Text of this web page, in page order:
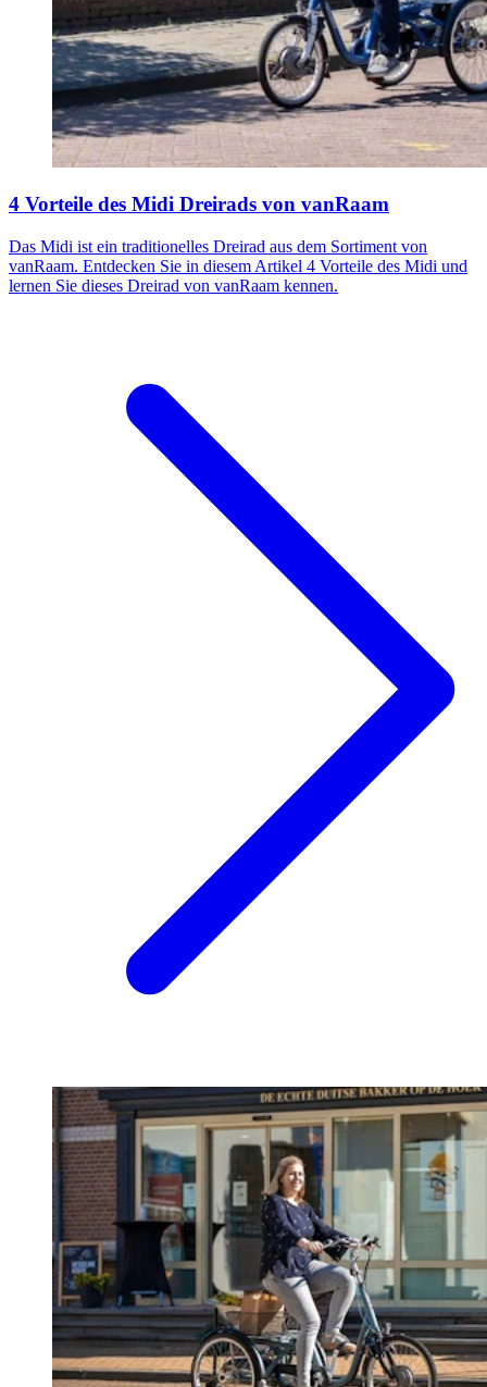
4 Vorteile des Midi Dreirads von vanRaam
Das Midi ist ein traditionelles Dreirad aus dem Sortiment von
vanRaam. Entdecken Sie in diesem Artikel 4 Vorteile des Midi und
lernen Sie dieses Dreirad von vanRaam kennen.